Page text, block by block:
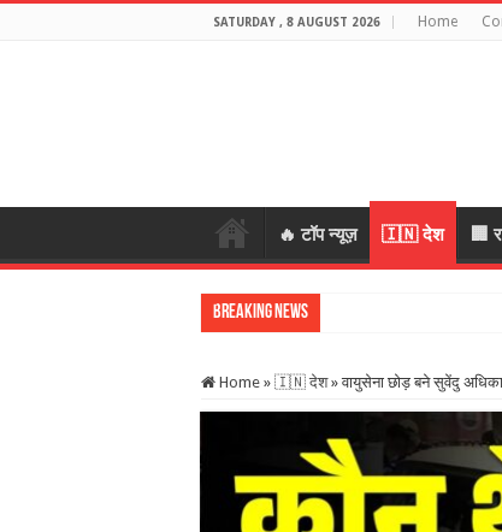
SATURDAY , 8 AUGUST 2026 Home
🔥 टॉप न्यूज़ 🇮🇳 देश 🏢
Breaking News
Home » 🇮🇳 देश » वायुसेना छोड़ बने सुवेंदु